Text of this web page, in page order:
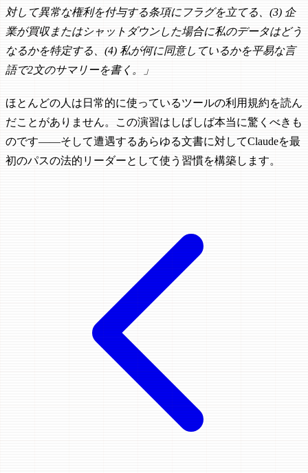
対して異常な権利を付与する条項にフラグを立てる、(3) 企
業が買収またはシャットダウンした場合に私のデータはどう
なるかを特定する、(4) 私が何に同意しているかを平易な言
語で2文のサマリーを書く。」
ほとんどの人は日常的に使っているツールの利用規約を読ん
だことがありません。この演習はしばしば本当に驚くべきも
のです——そして遭遇するあらゆる文書に対してClaudeを最
初のパスの法的リーダーとして使う習慣を構築します。